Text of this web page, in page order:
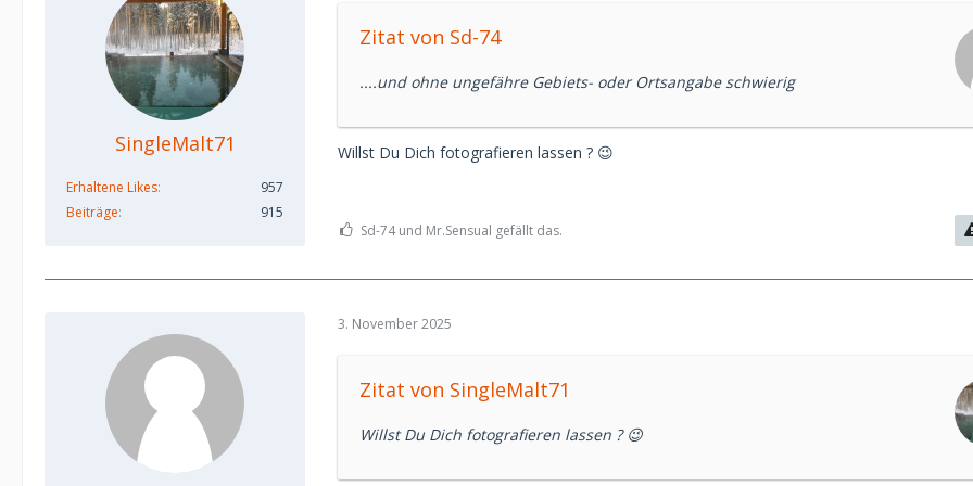
SingleMalt71
Erhaltene Likes
957
Beiträge
915
Zitat von Sd-74
....und ohne ungefähre Gebiets- oder Ortsangabe schwierig
Willst Du Dich fotografieren lassen ? 😉
Sd-74 und Mr.Sensual gefällt das.
3. November 2025
Zitat von SingleMalt71
Willst Du Dich fotografieren lassen ? 😉